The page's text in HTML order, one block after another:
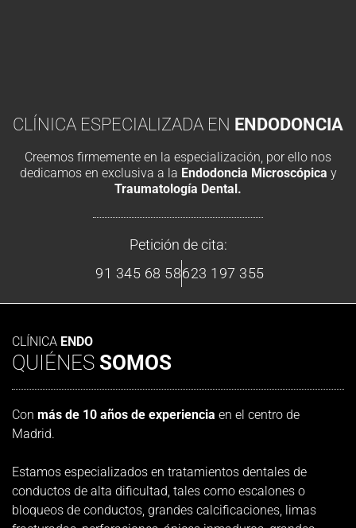
CLÍNICA ESPECIALIZADA EN ENDODONCIA
Creemos firmemente en la especialización, por ello nos
dedicamos en exclusiva a la Endodoncia Microscópica y
Traumatología Dental.
Petición de cita:
91 345 68 58623 197 355
CLÍNICA ENDO
QUIÉNES SOMOS
Con más de 10 años de experiencia en el centro de
Madrid.
Estamos especializados en tratamientos dentales de
conductos de alta dificultad, tales como escalones o
bloqueos de conductos, grandes calcificaciones, limas